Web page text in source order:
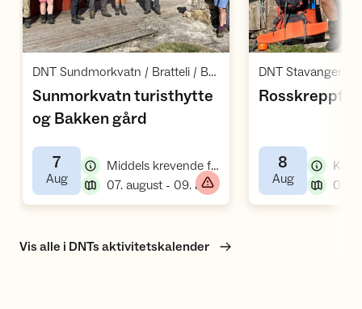
Åpne aktivitet
DNT Sundmorkvatn / Bratteli / Bratteli
Sunmorkvatn turisthytte
og Bakken gård
7
Aug,
Middels krevende fellestur
07. august - 09. august
8
Aug,
Vis alle i DNTs aktivitetskalender